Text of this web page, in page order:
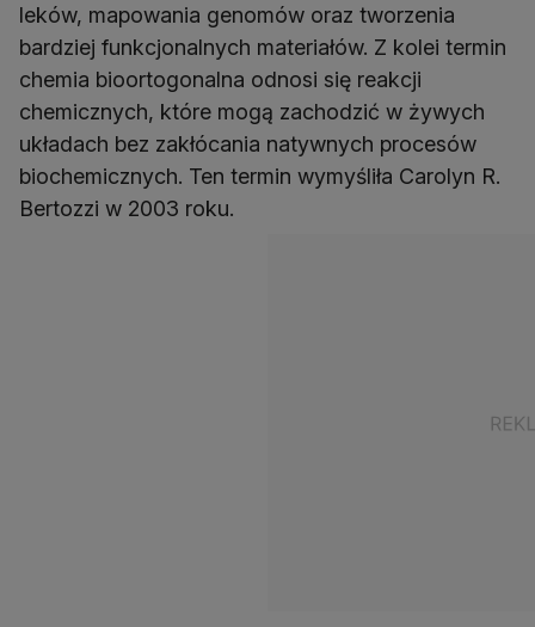
leków, mapowania genomów oraz tworzenia
bardziej funkcjonalnych materiałów. Z kolei termin
chemia bioortogonalna odnosi się reakcji
chemicznych, które mogą zachodzić w żywych
układach bez zakłócania natywnych procesów
biochemicznych. Ten termin wymyśliła Carolyn R.
Bertozzi w 2003 roku.